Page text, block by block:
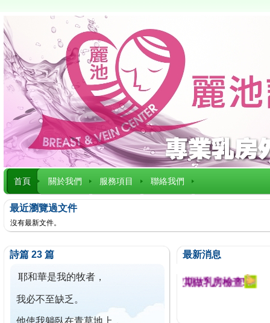
首頁 關於我們 服務項目 聯絡我們
最近瀏覽過文件
沒有最新文件。
詩篇 23 篇
耶和華是我的牧者，
我必不至缺乏。
他使我躺臥在青草地上，
最新消息
今已篩檢出1700位乳癌患者,提醒您定期做乳房檢查!